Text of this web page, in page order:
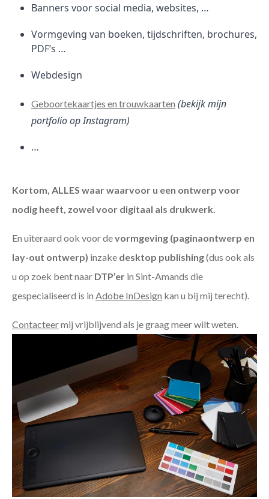
Banners voor social media, websites, …
Vormgeving van boeken, tijdschriften, brochures,
PDF’s …
Webdesign
Geboortekaartjes en trouwkaarten (bekijk mijn
portfolio op Instagram)
…
Kortom, ALLES waar waarvoor u een ontwerp voor
nodig heeft, zowel voor digitaal als drukwerk.
En uiteraard ook voor devormgeving (paginaontwerp en
lay-out ontwerp) inzake desktop publishing(dus ook als
u op zoek bent naar DTP’er in Sint-Amands die
gespecialiseerd is in Adobe InDesign kan u bij mij terecht).
Contacteermij vrijblijvend als je graag meer wilt weten.